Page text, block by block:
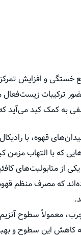
و افزایش
ترکیبات زیست‌فعال
به کمک کبد می‌آید که
قهوه، با
که با التهاب مزمن
یکی از
که مصرف منظم
کاهش این سطوح و